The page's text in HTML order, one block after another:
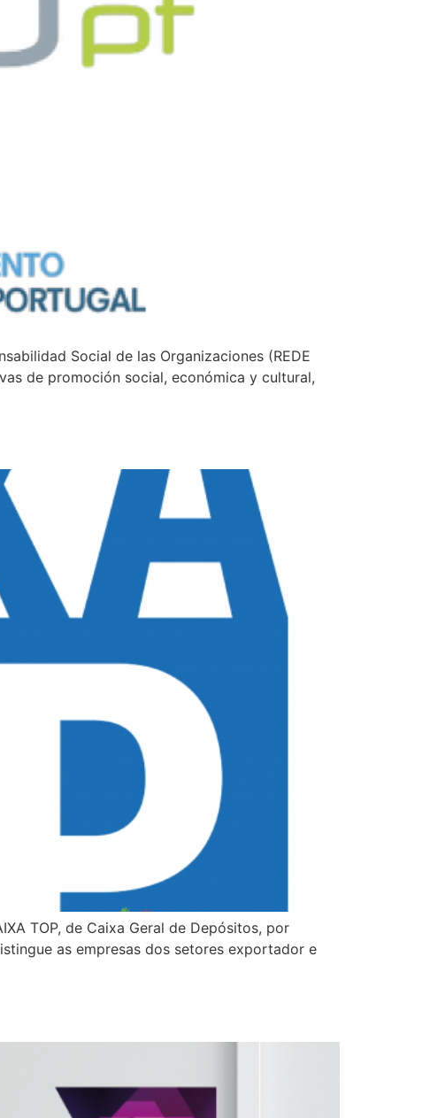
Social de las Organizaciones (REDE
de promoción social, económica y cultural,
TOP, de Caixa Geral de Depósitos, por
as empresas dos setores exportador e